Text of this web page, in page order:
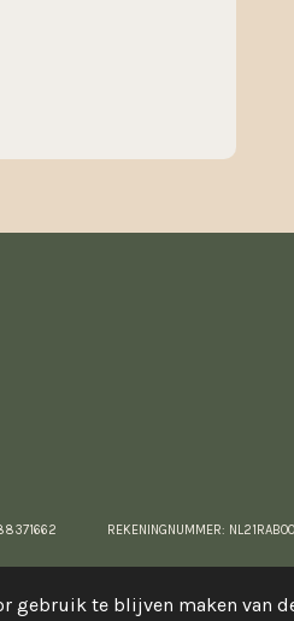
gebruik te blijven maken van
88371662 REKENINGNUMMER: